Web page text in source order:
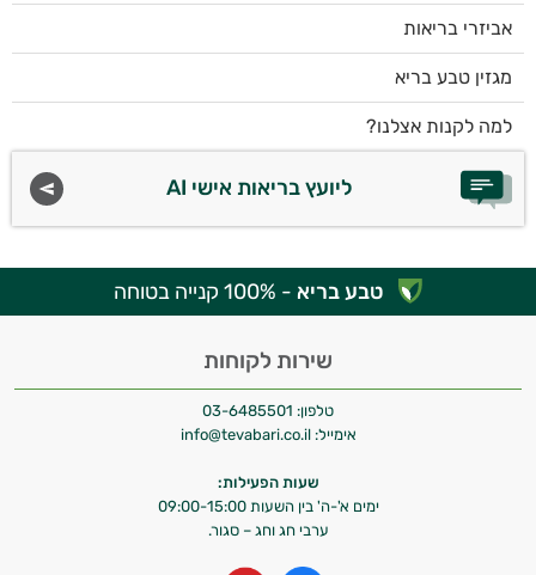
אביזרי בריאות
מגזין טבע בריא
למה לקנות אצלנו?
ליועץ בריאות אישי AI
טבע בריא - 100% קנייה בטוחה
שירות לקוחות
טלפון: 03-6485501
אימייל: info@tevabari.co.il
שעות הפעילות:
ימים א'-ה' בין השעות 09:00-15:00
ערבי חג וחג – סגור.